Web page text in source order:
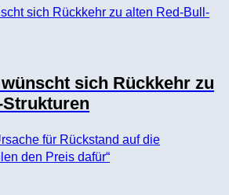
sich Rückkehr zu